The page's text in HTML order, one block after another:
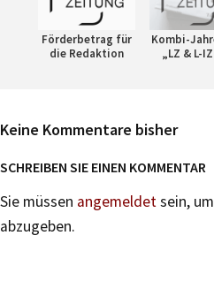
Förderbetrag für
die Redaktion
Kombi-
„LZ & L-
Keine Kommentare bisher
SCHREIBEN SIE EINEN KOMMENTAR
Sie müssen angemeldetsein,
abzugeben.